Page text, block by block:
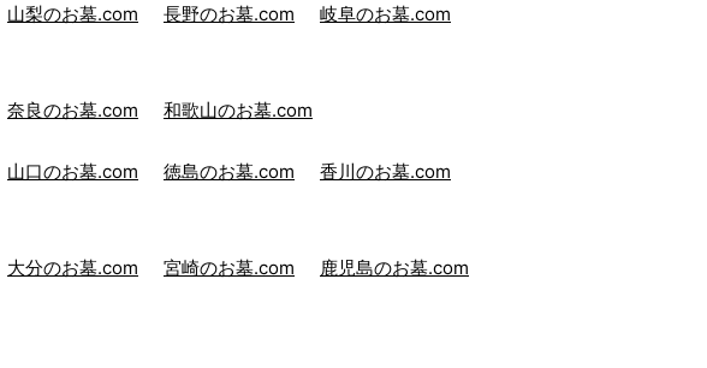
山梨のお墓.com 長野のお墓.com
岐阜のお墓.com
奈良のお墓.com 和歌山のお墓.com
山口のお墓.com 徳島のお墓.com
香川のお墓.com
大分のお墓.com 宮崎のお墓.com
鹿児島のお墓.com